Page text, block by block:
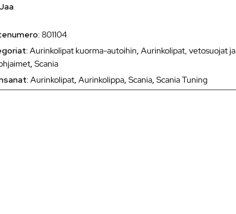
801104
Aurinkolipat kuorma-autoihin ,Aurinkolipat, vetosuojat ja
,Scania
Aurinkolipat ,Aurinkolippa ,Scania ,Scania Tuning